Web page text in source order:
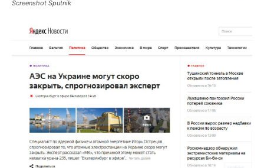
Screenshot Sputnik